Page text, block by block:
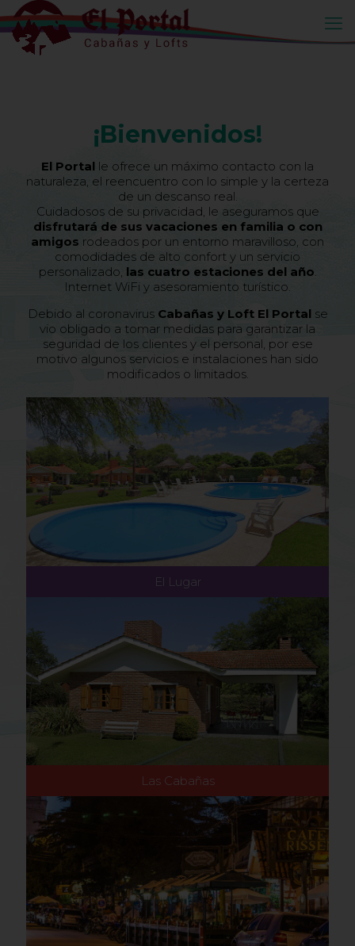
¡Bienvenidos!
El Portal le ofrece un máximo contacto con la
naturaleza, el reencuentro con lo simple y la certeza
de un descanso real.
Cuidadosos de su privacidad, le aseguramos que
disfrutará de sus vacaciones en familia o con
amigos rodeados por un entorno maravilloso, con
comodidades de alto confort y un servicio
personalizado, las cuatro estaciones del año.
Internet WiFi y asesoramiento turístico.
Debido al coronavirus Cabañas y Loft El Portal se
vio obligado a tomar medidas para garantizar la
seguridad de los clientes y el personal, por ese
motivo algunos servicios e instalaciones han sido
modificados o limitados.
El Lugar...
El Lugar
Las Cabañas
Las Cabañas
Nuestra Ubicación